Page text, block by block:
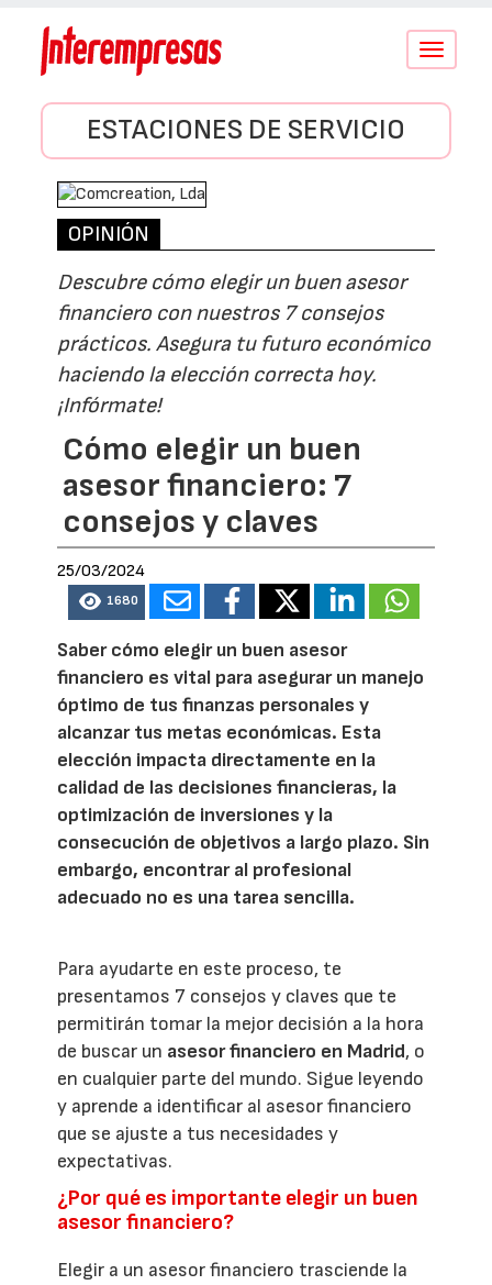
Conmutar
ESTACIONES DE SERVICIO
OPINIÓN
Descubre cómo elegir un buen asesor
financiero con nuestros 7 consejos
prácticos. Asegura tu futuro económico
haciendo la elección correcta hoy.
¡Infórmate!
Cómo elegir un buen
asesor financiero: 7
consejos y claves
25/03/2024
1680
Saber cómo elegir un buen asesor
financiero es vital para asegurar un manejo
óptimo de tus finanzas personales y
alcanzar tus metas económicas. Esta
elección impacta directamente en la
calidad de las decisiones financieras, la
optimización de inversiones y la
consecución de objetivos a largo plazo. Sin
embargo, encontrar al profesional
adecuado no es una tarea sencilla.
Para ayudarte en este proceso, te
presentamos 7 consejos y claves que te
permitirán tomar la mejor decisión a la hora
de buscar un asesor financiero en Madrid, o
en cualquier parte del mundo. Sigue leyendo
y aprende a identificar al asesor financiero
que se ajuste a tus necesidades y
expectativas.
¿Por qué es importante elegir un buen
asesor financiero?
Elegir a un asesor financiero trasciende la